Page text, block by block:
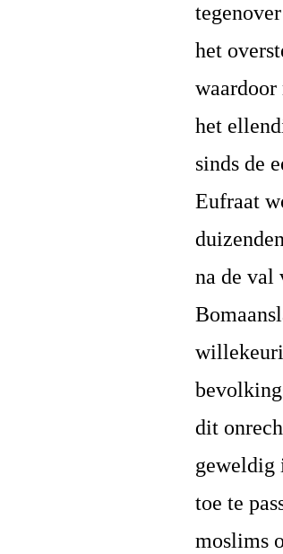
het
het
sinds de
Eufraat
na de val
dit
geweldig
toe te
moslims